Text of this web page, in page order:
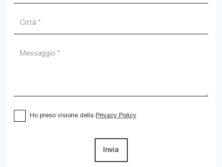
Ho preso visione della Privacy Policy
Invia